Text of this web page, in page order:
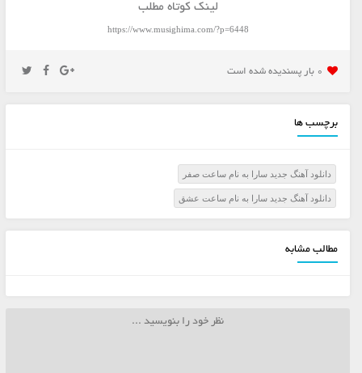
لینک کوتاه مطلب
https://www.musighima.com/?p=6448
0 بار پسنديده شده است
برچسب ها
دانلود آهنگ جدید سارا به نام ساعت صفر
دانلود آهنگ جدید سارا به نام ساعت عشق
مطالب مشابه